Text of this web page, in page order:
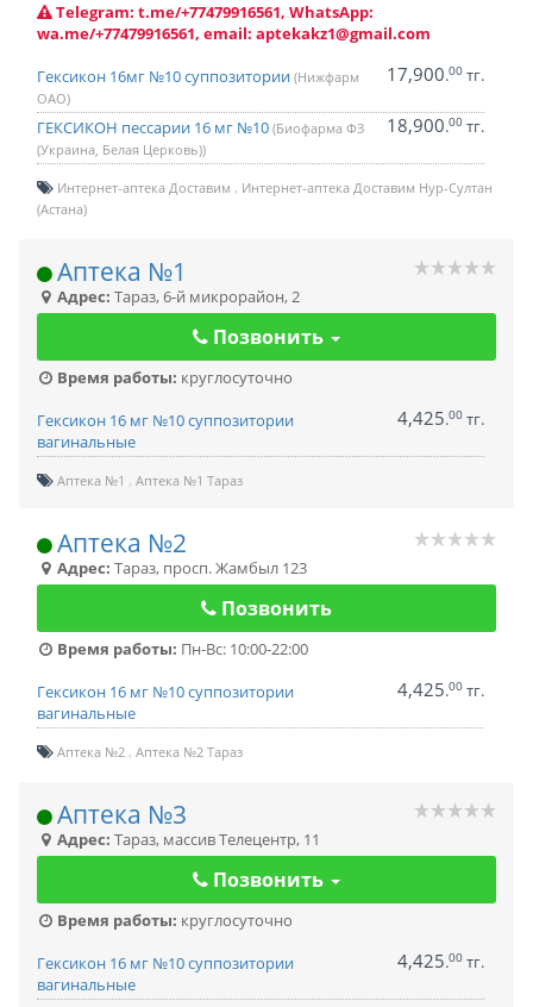
Telegram: t.me/+77479916561, WhatsApp:
wa.me/+77479916561, email: aptekakz1@gmail.com
Гексикон 16мг №10 суппозитории (Нижфарм
ОАО)
17,900.00 тг.
ГЕКСИКОН пессарии 16 мг №10 (Биофарма ФЗ
(Украина, Белая Церковь))
18,900.00 тг.
Интернет-аптека Доставим
Интернет-аптека Доставим Нур-Султан
(Астана)
Аптека №1
Адрес: Тараз,6-й микрорайон, 2
Позвонить
Время работы: круглосуточно
Гексикон 16 мг №10 суппозитории
вагинальные
4,425.00 тг.
Аптека №1 Аптека №1 Тараз
Аптека №2
Адрес: Тараз, просп. Жамбыл 123
Позвонить
Время работы: Пн-Вс: 10:00-22:00
Гексикон 16 мг №10 суппозитории
вагинальные
4,425.00 тг.
Аптека №2 Аптека №2 Тараз
Аптека №3
Адрес: Тараз, массив Телецентр, 11
Позвонить
Время работы: круглосуточно
Гексикон 16 мг №10 суппозитории
вагинальные
4,425.00 тг.